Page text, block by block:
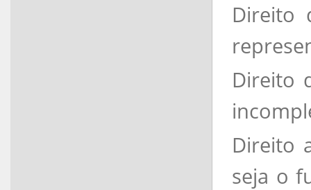
Direito
Direito
Direito
seja o